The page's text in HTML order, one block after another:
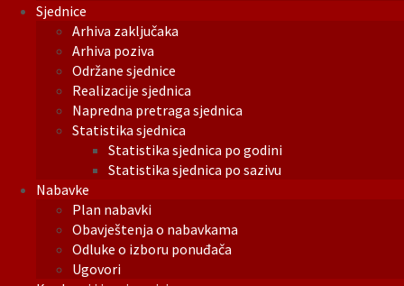
Sjednice
Arhiva zaključaka
Arhiva poziva
Održane sjednice
Realizacije sjednica
Napredna pretraga sjednica
Statistika sjednica
Statistika sjednica po godini
Statistika sjednica po sazivu
Nabavke
Plan nabavki
Obavještenja o nabavkama
Odluke o izboru ponuđača
Ugovori